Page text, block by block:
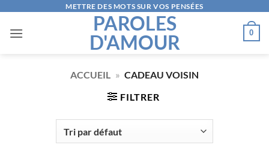
contenu
METTRE DES MOTS SUR VOS PENSÉES
PAROLES
D'AMOUR
0
ACCUEIL » CADEAU VOISIN
FILTRER